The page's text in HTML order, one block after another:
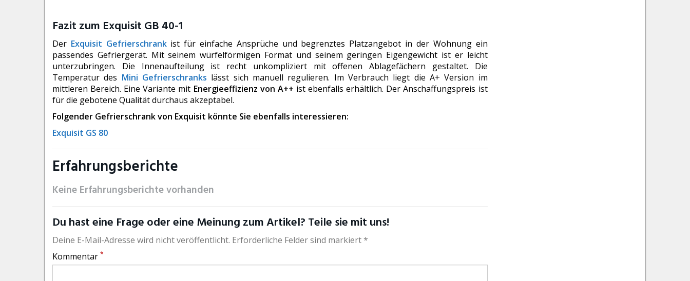
Fazit zum Exquisit GB 40-1
Der Exquisit Gefrierschrankist für einfache Ansprüche und begrenztes Platzangebot in der Wohnung ein
passendes Gefriergerät. Mit seinem würfelförmigen Format und seinem geringen Eigengewicht ist er leicht
unterzubringen. Die Innenaufteilung ist recht unkompliziert mit offenen Ablagefächern gestaltet. Die
Temperatur des Mini Gefrierschranks lässt sich manuell regulieren. Im Verbrauch liegt die A+ Version im
mittleren Bereich. Eine Variante mit Energieeffizienz von A++ ist ebenfalls erhältlich. Der Anschaffungspreis ist
für die gebotene Qualität durchaus akzeptabel.
Folgender Gefrierschrank von Exquisit könnte Sie ebenfalls interessieren:
Exquisit GS 80
Erfahrungsberichte
Keine Erfahrungsberichte vorhanden
Du hast eine Frage oder eine Meinung zum Artikel? Teile sie mit uns!
Deine E-Mail-Adresse wird nicht veröffentlicht. Erforderliche Felder sind markiert *
Kommentar *